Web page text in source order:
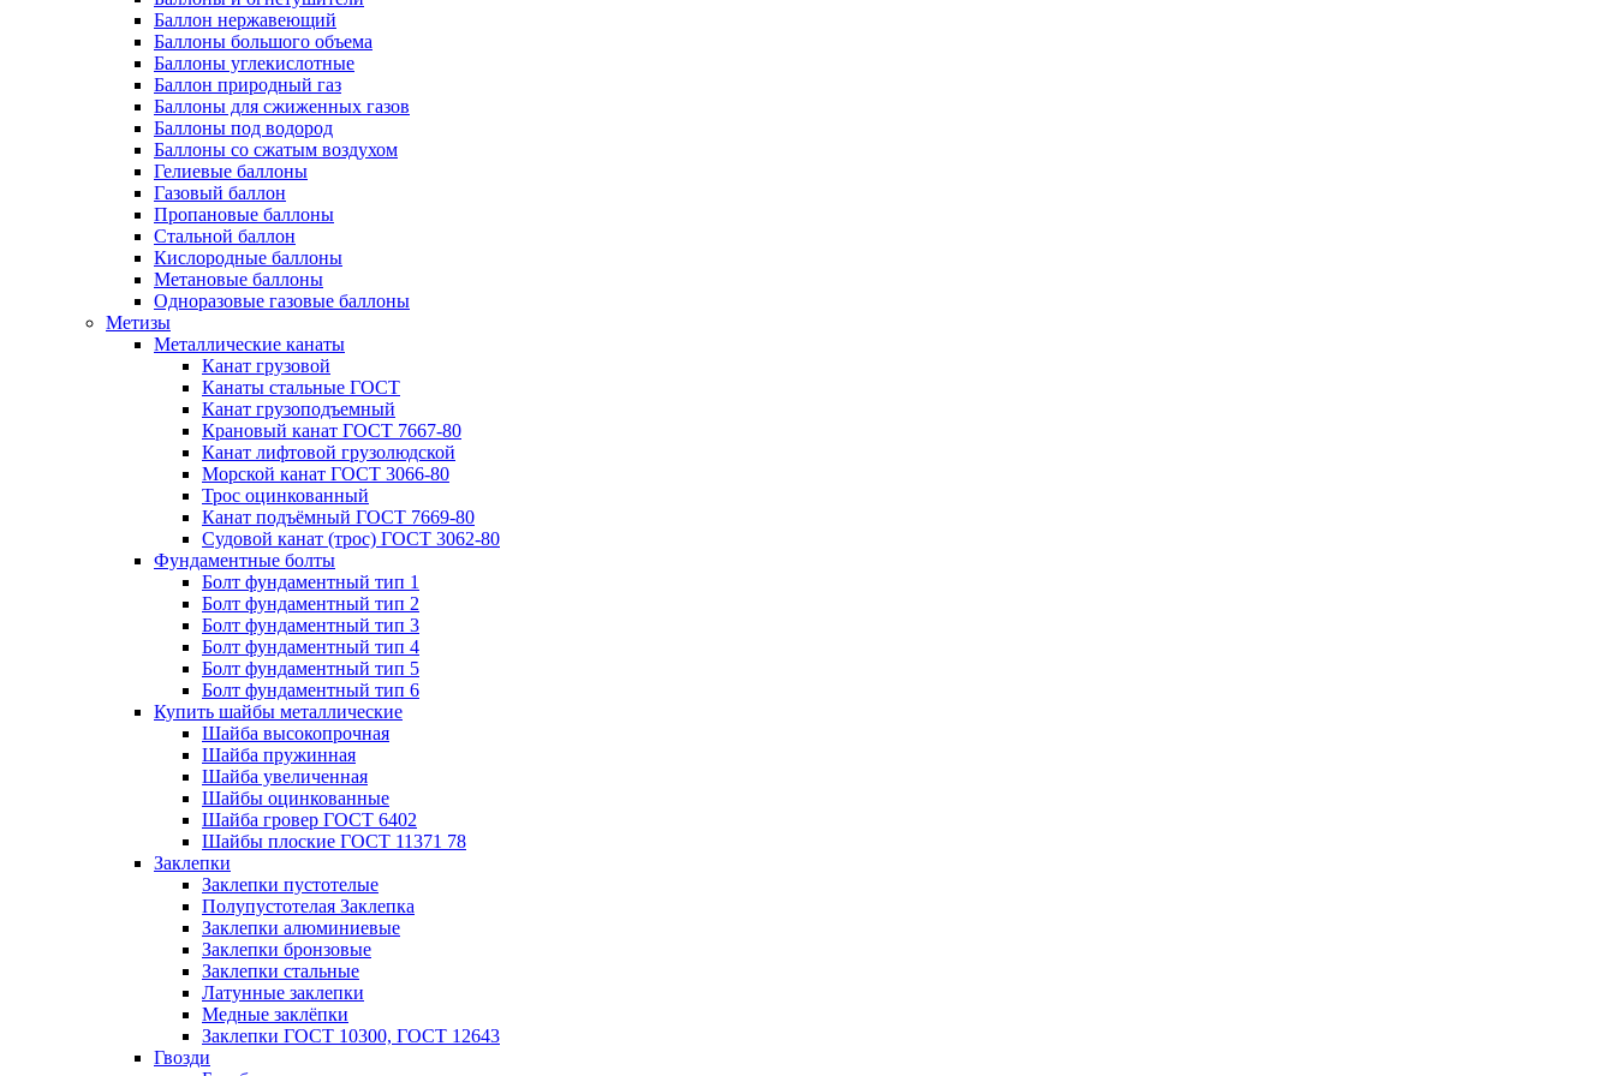
Баллон нержавеющий
Баллоны большого объема
Баллоны углекислотные
Баллон природный газ
Баллоны для сжиженных газов
Баллоны под водород
Баллоны со сжатым воздухом
Гелиевые баллоны
Газовый баллон
Пропановые баллоны
Стальной баллон
Кислородные баллоны
Метановые баллоны
Одноразовые газовые баллоны
Метизы
Металлические канаты
Канат грузовой
Канаты стальные ГОСТ
Канат грузоподъемный
Крановый канат ГОСТ 7667-80
Канат лифтовой грузолюдской
Морской канат ГОСТ 3066-80
Трос оцинкованный
Канат подъёмный ГОСТ 7669-80
Судовой канат (трос) ГОСТ 3062-80
Фундаментные болты
Болт фундаментный тип 1
Болт фундаментный тип 2
Болт фундаментный тип 3
Болт фундаментный тип 4
Болт фундаментный тип 5
Болт фундаментный тип 6
Купить шайбы металлические
Шайба высокопрочная
Шайба пружинная
Шайба увеличенная
Шайбы оцинкованные
Шайба гровер ГОСТ 6402
Шайбы плоские ГОСТ 11371 78
Заклепки
Заклепки пустотелые
Полупустотелая Заклепка
Заклепки алюминиевые
Заклепки бронзовые
Заклепки стальные
Латунные заклепки
Медные заклёпки
Заклепки ГОСТ 10300, ГОСТ 12643
Гвозди